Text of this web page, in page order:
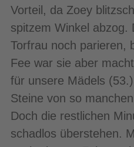
Vorteil, da Zoey
spitzem Winkel abzog.
Torfrau noch parieren,
Fee war sie aber
für unsere Mädels
Steine von so
Doch die restlichen
schadlos überstehen.